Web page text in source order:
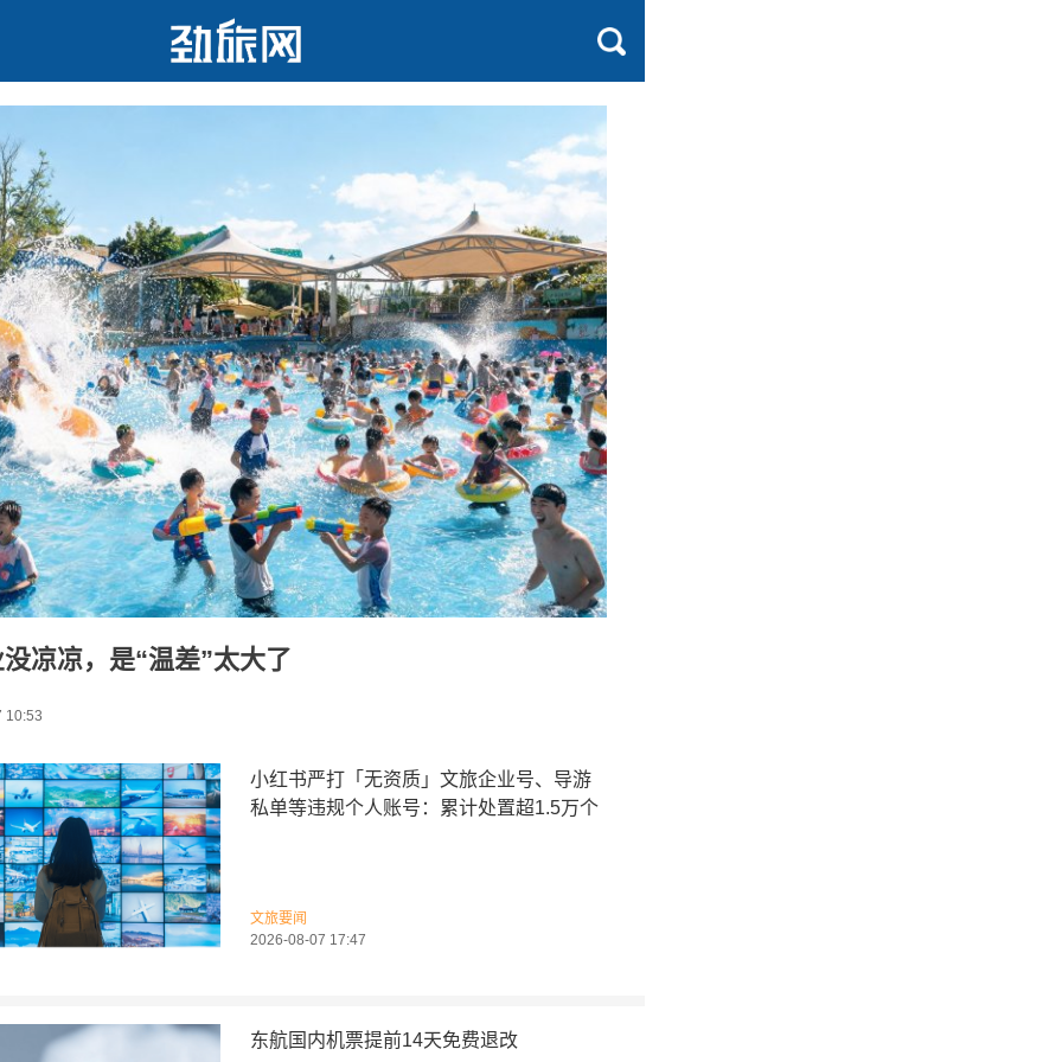
凉凉，是“温差”太大了
10:53
小红书严打「无资质」文旅企业号、导游
私单等违规个人账号：累计处置超1.5万个
文旅要闻
2026-08-07 17:47
东航国内机票提前14天免费退改